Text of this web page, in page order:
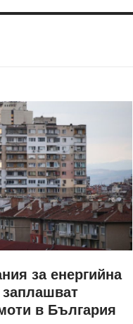
за енергийна
в България